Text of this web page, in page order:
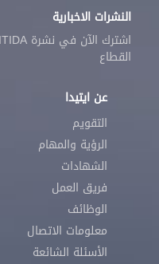
النشرات الاخبارية
القطاع
عن ايتيدا
التقويم
الرؤية والمهام
الشهادات
فريق العمل
الوظائف
معلومات الاتصال
الأسئلة الشائعة